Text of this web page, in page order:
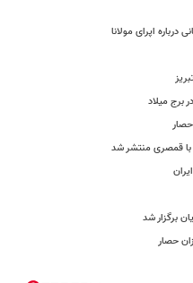
درباره اپرای مولانا
برج میلاد
با قمصری منتشر شد
برگزار شد
حصار